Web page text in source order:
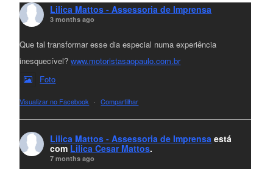
Lilica Mattos - Assessoria de Imprensa
3 months ago
Que tal transformar esse dia especial numa experiência
inesquecível?www.motoristasaopaulo.com.br
Foto
Visualizar no Facebook · Compartilhar
Lilica Mattos - Assessoria de Imprensa está
com Lilica Cesar Mattos.
7 months ago